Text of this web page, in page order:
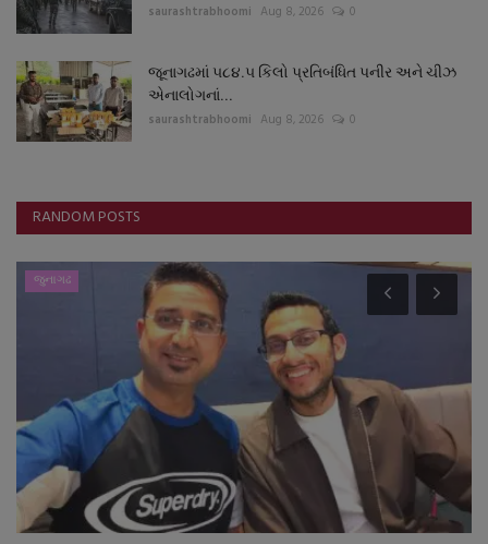
saurashtrabhoomi Aug 8, 2026 0
જૂનાગઢમાં ૫૮૪.૫ કિલો પ્રતિબંધિત પનીર અને ચીઝ
એનાલોગનાં...
saurashtrabhoomi Aug 8, 2026 0
RANDOM POSTS
જુનાગઢ